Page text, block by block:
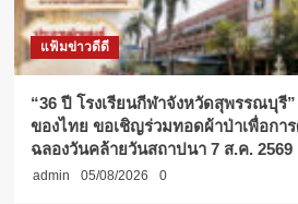
แฟ้มข่าวดีดี
“36 ปี โรงเรียนกีฬาจังหวัดสุพรรณบุรี
ของไทย ขอเชิญร่วมทอดผ้าป่าเพื่อกา
ฉลองวันคล้ายวันสถาปนา 7 ส.ค. 2569
admin 05/08/2026 0